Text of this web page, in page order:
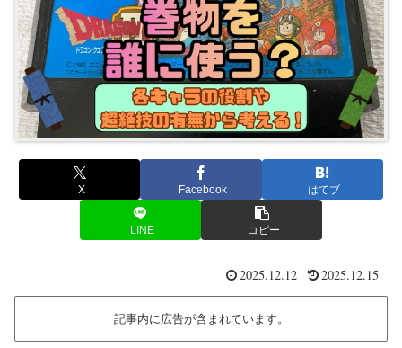
X Facebook はてブ
LINE コピー
2025.12.12 2025.12.15
記事内に広告が含まれています。